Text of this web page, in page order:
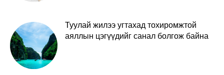
Туулай жилээ угтахад тохиромжтой
аяллын цэгүүдийг санал болгож байна